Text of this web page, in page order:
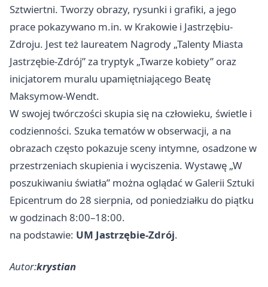
Sztwiertni. Tworzy obrazy, rysunki i grafiki, a jego
prace pokazywano m.in. w Krakowie i Jastrzębiu-
Zdroju. Jest też laureatem Nagrody „Talenty Miasta
Jastrzębie-Zdrój” za tryptyk „Twarze kobiety” oraz
inicjatorem muralu upamiętniającego Beatę
Maksymow-Wendt.
W swojej twórczości skupia się na człowieku, świetle i
codzienności. Szuka tematów w obserwacji, a na
obrazach często pokazuje sceny intymne, osadzone w
przestrzeniach skupienia i wyciszenia. Wystawę „W
poszukiwaniu światła” można oglądać w Galerii Sztuki
Epicentrum do 28 sierpnia, od poniedziałku do piątku
w godzinach 8:00–18:00.
na podstawie: UM Jastrzębie-Zdrój.
Autor:krystian